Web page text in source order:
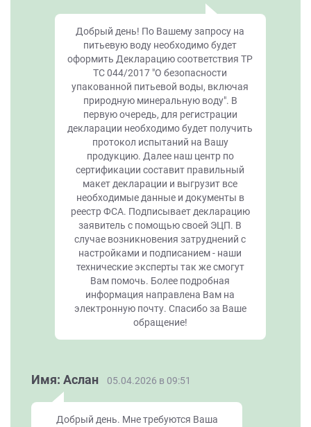
Добрый день! По Вашему запросу на
питьевую воду необходимо будет
оформить Декларацию соответствия ТР
ТС 044/2017 "О безопасности
упакованной питьевой воды, включая
природную минеральную воду". В
первую очередь, для регистрации
декларации необходимо будет получить
протокол испытаний на Вашу
продукцию. Далее наш центр по
сертификации составит правильный
макет декларации и выгрузит все
необходимые данные и документы в
реестр ФСА. Подписывает декларацию
заявитель с помощью своей ЭЦП. В
случае возникновения затруднений с
настройками и подписанием - наши
технические эксперты так же смогут
Вам помочь. Более подробная
информация направлена Вам на
электронную почту. Спасибо за Ваше
обращение!
Имя: Аслан 05.04.2026 в 09:51
Добрый день. Мне требуются Ваша